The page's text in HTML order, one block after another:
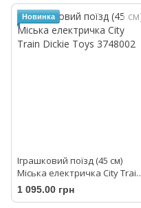
Новинка
Іграшковий поїзд (45 см)
Міська електричка City Train
Dickie Toys 3748002
1 095.00 грн